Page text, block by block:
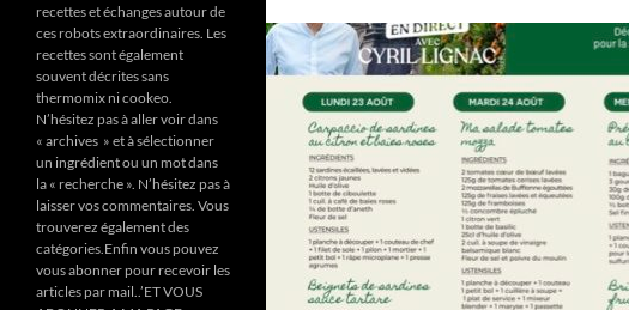
recettes et échanges autour de
ces robots extraordinaires. Les
recettes sont également
souvent décrites sans
thermomix ni cookeo.
N’hésitez pas à aller voir dans
« archives » et à sélectionner
un ingrédient ou un mot dans
la « recherche ». N’hésitez pas à
laisser vos commentaires. Vous
trouverez également des
catégories.Enfin vous pouvez
vous abonner pour recevoir les
articles par mail..’ET VOUS